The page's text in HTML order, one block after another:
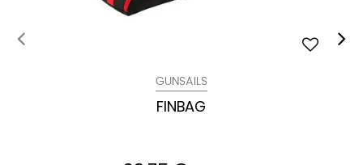
GUNSAILS
FINBAG